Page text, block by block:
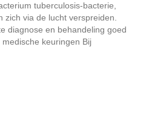
tuberculosis-bacterie,
via de lucht verspreiden.
diagnose en behandeling goed
keuringen Bij